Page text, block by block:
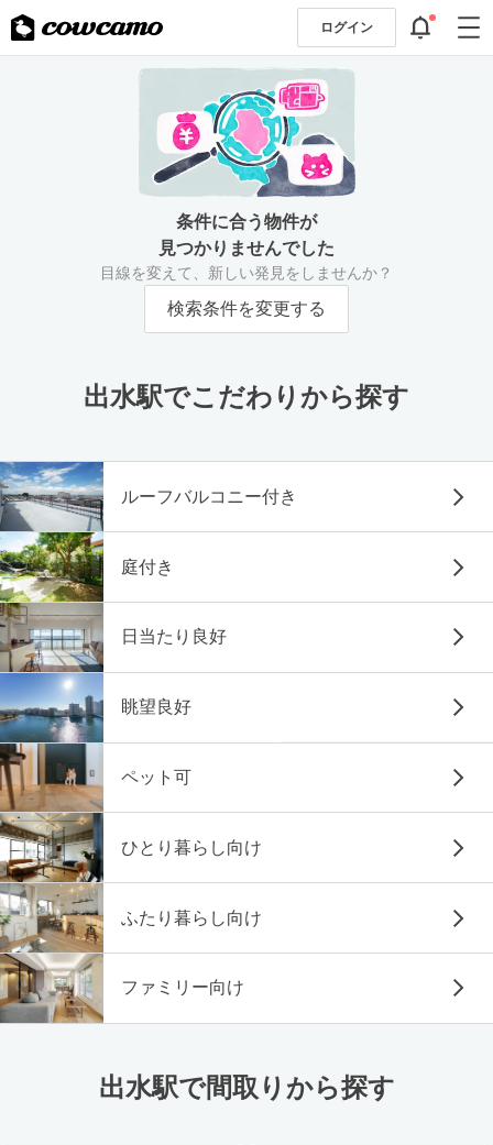
ログイン
条件に合う物件が
見つかりませんでした
目線を変えて、新しい発見をしませんか？
検索条件を変更する
出水駅でこだわりから探す
ルーフバルコニー付き
庭付き
日当たり良好
眺望良好
ペット可
ひとり暮らし向け
ふたり暮らし向け
ファミリー向け
出水駅で間取りから探す